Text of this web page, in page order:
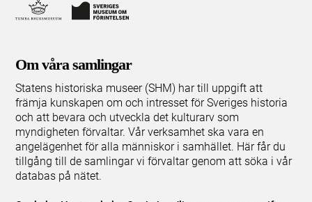
Om våra samlingar
Statens historiska museer (SHM) har till uppgift att
främja kunskapen om och intresset för Sveriges historia
och att bevara och utveckla det kulturarv som
myndigheten förvaltar. Vår verksamhet ska vara en
angelägenhet för alla människor i samhället. Här får du
tillgång till de samlingar vi förvaltar genom att söka i vår
databas på nätet.